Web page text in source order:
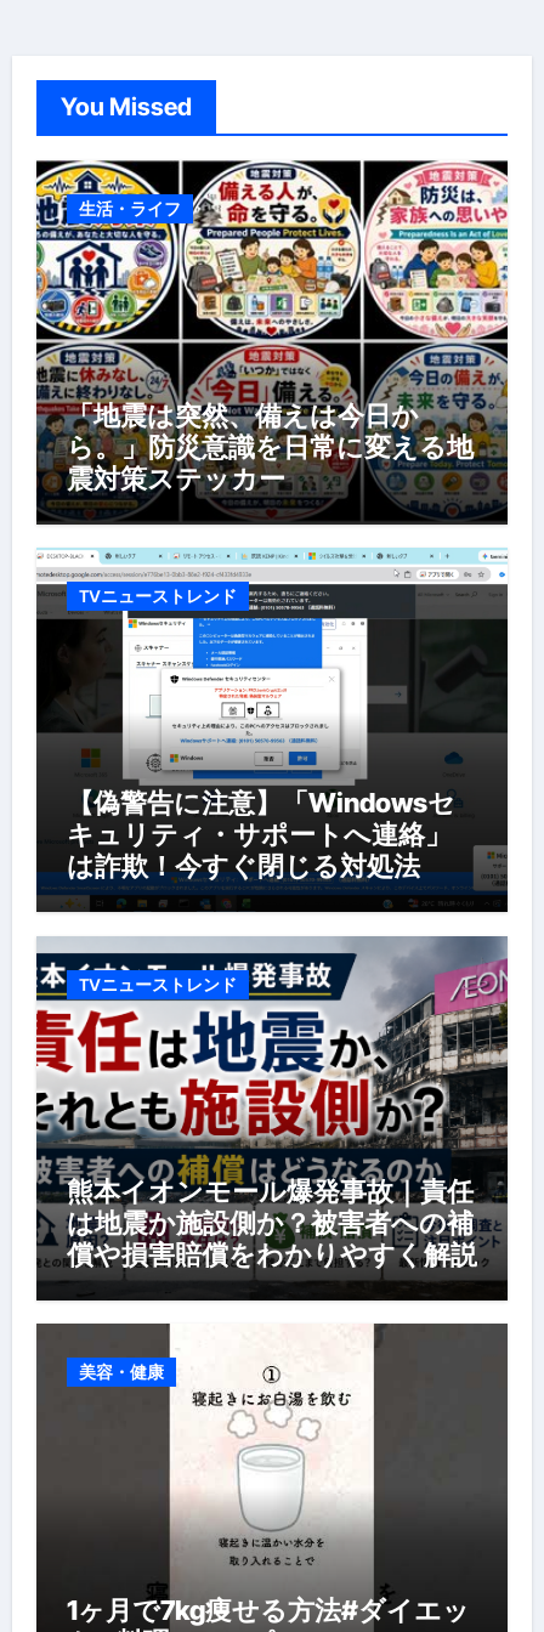
You Missed
生活・ライフ
「地震は突然、備えは今日か
ら。」防災意識を日常に変える地
震対策ステッカー
TVニューストレンド
【偽警告に注意】「Windowsセ
キュリティ・サポートへ連絡」
は詐欺！今すぐ閉じる対処法
TVニューストレンド
熊本イオンモール爆発事故｜責任
は地震か施設側か？被害者への補
償や損害賠償をわかりやすく解説
美容・健康
1ヶ月で7kg痩せる方法#ダイエッ